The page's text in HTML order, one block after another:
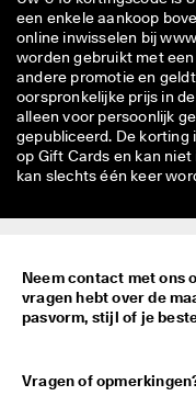
een enkele aankoop
online inwisselen bij
worden gebruikt met
andere promotie en
oorspronkelijke prijs in
alleen voor persoonlijk
gepubliceerd. De korting
op Gift Cards en kan
kan slechts één keer
Neem contact met ons
vragen hebt over de
pasvorm, stijl of je
Vragen of